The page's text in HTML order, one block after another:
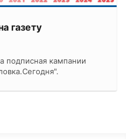
газету
подписная кампании